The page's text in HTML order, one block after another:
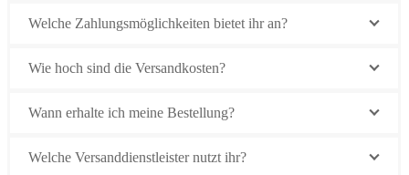
Welche Zahlungsmöglichkeiten bietet ihr an?
Wie hoch sind die Versandkosten?
Wann erhalte ich meine Bestellung?
Welche Versanddienstleister nutzt ihr?